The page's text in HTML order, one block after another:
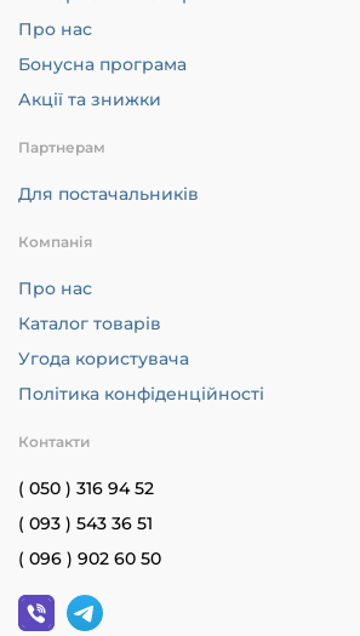
Про нас
Бонусна програма
Акції та знижки
Партнерам
Для постачальників
Компанія
Про нас
Каталог товарів
Угода користувача
Політика конфіденційності
Контакти
( 050 ) 316 94 52
( 093 ) 543 36 51
( 096 ) 902 60 50